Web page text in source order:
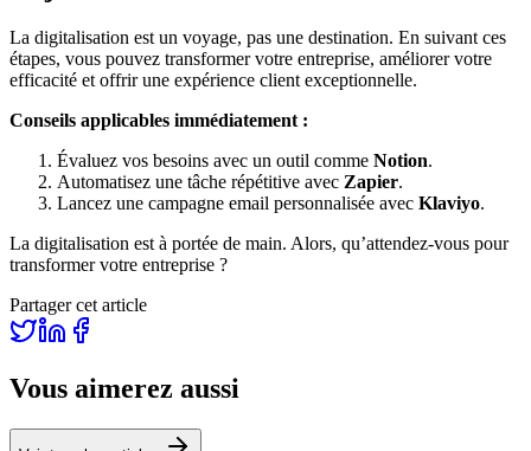
La digitalisation est un voyage, pas une destination. En suivant ces
étapes, vous pouvez transformer votre entreprise, améliorer votre
efficacité et offrir une expérience client exceptionnelle.
Conseils applicables immédiatement :
Évaluez vos besoins avec un outil comme Notion.
Automatisez une tâche répétitive avec Zapier.
Lancez une campagne email personnalisée avec Klaviyo.
La digitalisation est à portée de main. Alors, qu’attendez-vous pour
transformer votre entreprise ?
Partager cet article
Vous aimerez aussi